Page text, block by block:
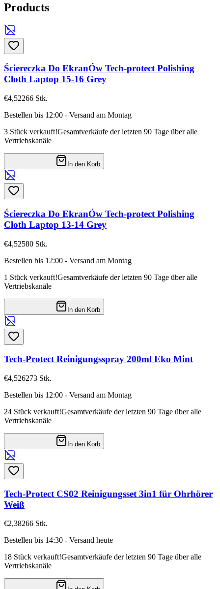
Products
Ściereczka Do EkranÓw Tech-protect Polishing
Cloth Laptop 15-16 Grey
€4,52266 Stk.
Bestellen bis 12:00 - Versand am Montag
3 Stück verkauft!Gesamtverkäufe der letzten 90 Tage über alle
Vertriebskanäle
In den Korb
Ściereczka Do EkranÓw Tech-protect Polishing
Cloth Laptop 13-14 Grey
€4,52580 Stk.
Bestellen bis 12:00 - Versand am Montag
1 Stück verkauft!Gesamtverkäufe der letzten 90 Tage über alle
Vertriebskanäle
In den Korb
Tech-Protect Reinigungsspray 200ml Eko Mint
€4,526273 Stk.
Bestellen bis 12:00 - Versand am Montag
24 Stück verkauft!Gesamtverkäufe der letzten 90 Tage über alle
Vertriebskanäle
In den Korb
Tech-Protect CS02 Reinigungsset 3in1 für Ohrhörer
Weiß
€2,38266 Stk.
Bestellen bis 14:30 - Versand heute
18 Stück verkauft!Gesamtverkäufe der letzten 90 Tage über alle
Vertriebskanäle